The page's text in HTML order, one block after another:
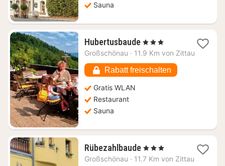
Sauna
Hubertusbaude1
Nacht
149,81
€
, 3 Sterne
Großschönau · 11.9 Km von Zittau
Rabatt freischalten
Gratis WLAN
Restaurant
Sauna
Rübezahlbaude1
Nacht
, 3 Sterne
Großschönau · 11.7 Km von Zittau